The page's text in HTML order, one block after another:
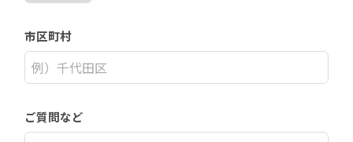
市区町村
ご質問など